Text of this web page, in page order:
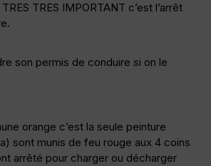
TRES IMPORTANT c’est l’arrêt
son permis de conduire si on le
orange c’est la seule peinture
sont munis de feu rouge aux 4 coins
arrêté pour charger ou décharger